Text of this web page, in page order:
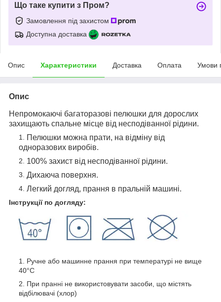
Що таке купити з Пром?
Замовлення під захистом
Доступна доставка
Опис Характеристики Доставка Оплата Умови
Опис
Непромокаючі багаторазові пелюшки для дорослих
захищають спальне місце від несподіванної рідини.
Пелюшки можна прати, на відміну від
одноразових виробів.
100% захист від несподіванної рідини.
Дихаюча поверхня.
Легкий догляд, прання в пральній машині.
Інструкції по догляду:
Ручне або машинне прання при температурі не вище
40°С
При пранні не використовувати засоби, що містять
відбілювачі (хлор)